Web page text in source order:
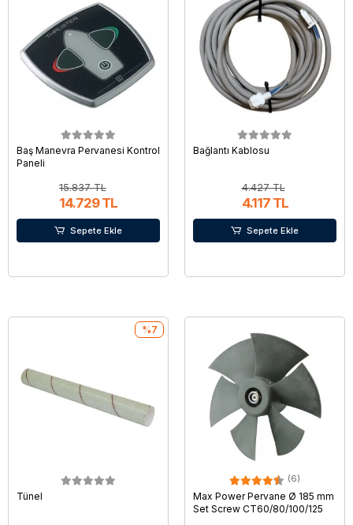
Baş Manevra Pervanesi Kontrol
Paneli
15.837 TL
14.729 TL
Sepete Ekle
Bağlantı Kablosu
4.427 TL
4.117 TL
Sepete Ekle
Tünel
%7
(6)
Max Power Pervane Ø 185 mm
Set Screw CT60/80/100/125